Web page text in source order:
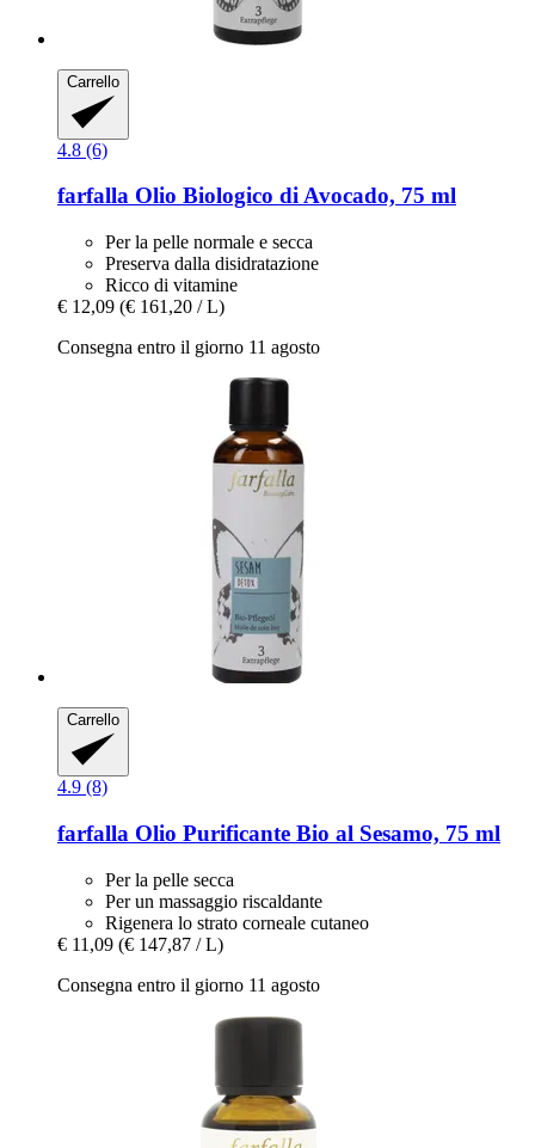
Carrello
4.8 (6)
farfalla Olio Biologico di Avocado, 75 ml
Per la pelle normale e secca
Preserva dalla disidratazione
Ricco di vitamine
€ 12,09 (€ 161,20 / L)
Consegna entro il giorno 11 agosto
Carrello
4.9 (8)
farfalla Olio Purificante Bio al Sesamo, 75 ml
Per la pelle secca
Per un massaggio riscaldante
Rigenera lo strato corneale cutaneo
€ 11,09 (€ 147,87 / L)
Consegna entro il giorno 11 agosto